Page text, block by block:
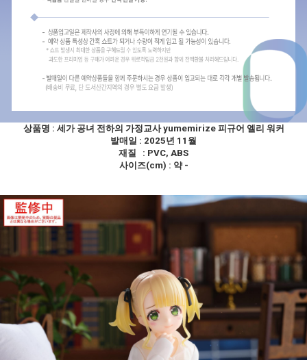
상품명 : 세가 공녀 전하의 가정교사 yumemirize 피규어 엘리 워커
발매일 : 2025년 11월
재질 : PVC, ABS
사이즈(cm) : 약 -